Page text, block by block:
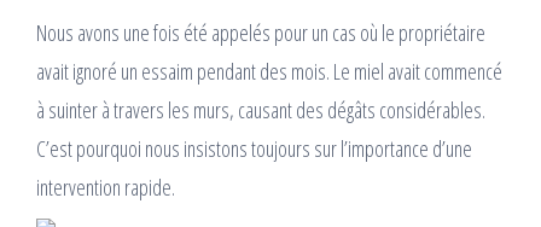
Nous avons une fois été appelés pour un cas où le propriétaire
avait ignoré un essaim pendant des mois. Le miel avait commencé
à suinter à travers les murs, causant des dégâts considérables.
C’est pourquoi nous insistons toujours sur l’importance d’une
intervention rapide.